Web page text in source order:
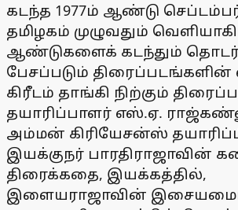
கடந்த 1977ம் ஆண்டு செப்டம்பர்
தமிழகம் முழுவதும் வெளியாகி
ஆண்டுகளைக் கடந்தும்
பேசப்படும் திரைப்படங்களின்
கிரீடம் தாங்கி நிற்கும்
தயாரிப்பாளர் எஸ்.ஏ.
அம்மன் கிரியேசன்ஸ்
இயக்குநர் பாரதிராஜாவின்
திரைக்கதை, இயக்கத்தில்,
இளையராஜாவின்